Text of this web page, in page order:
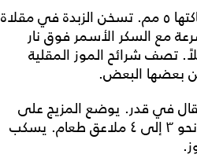
يقطع الموز إلى شرائح سماكتها ٥ مم. تسخن الزبدة في مقلاة
مع السكر الأسمر فوق نار
تصف شرائح الموز المقلية
بعضها البعض.
في قدر. يوضع المزيج على
النار حتى يغلي ويبقى منه نحو ٣ إلى ٤ ملاعق طعام. يسكب